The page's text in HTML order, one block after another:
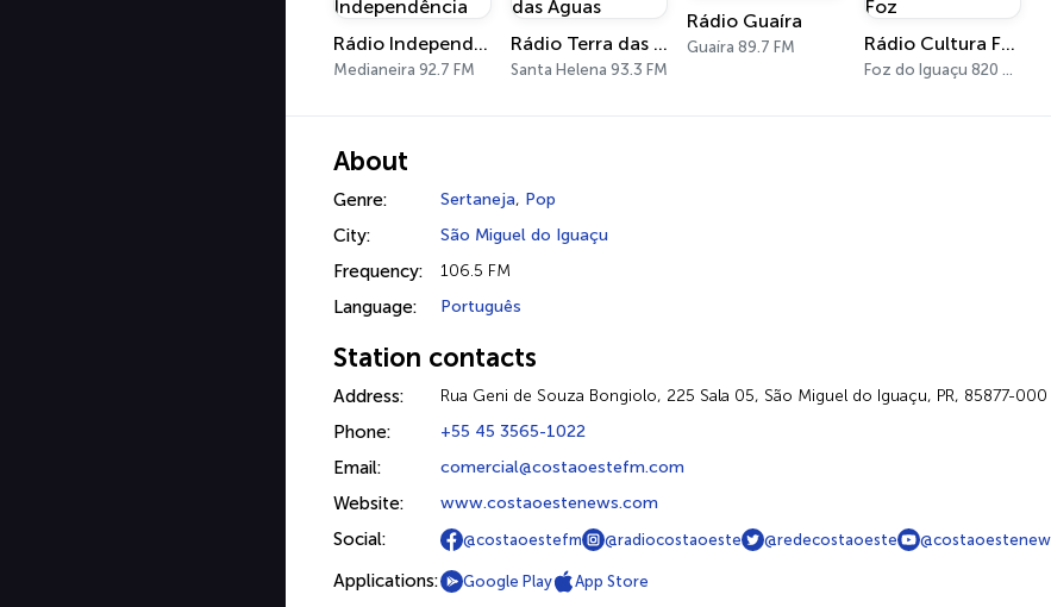
Rádio Independência
Medianeira 92.7 FM
Rádio Terra das Aguas
Santa Helena 93.3 FM
Rádio Guaíra
Guaíra 89.7 FM Rádio Cultura Foz
Foz do Iguaçu 820 AM
About
Genre: Sertaneja, Pop
City: São Miguel do Iguaçu
Frequency: 106.5 FM
Language: Português
Station contacts
Address: Rua Geni de Souza Bongiolo, 225 Sala 05, São Miguel do Iguaçu, PR, 85877-000
Phone: +55 45 3565-1022
Email: comercial@costaoestefm.com
Website: www.costaoestenews.com
Social: @costaoestefm @radiocostaoeste @redecostaoeste
Applications: Google Play App Store